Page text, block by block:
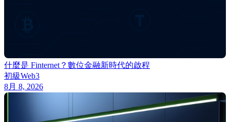
什麼是 Finternet？數位金融新時代的啟程
初級Web3
8月 8, 2026